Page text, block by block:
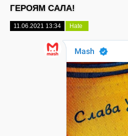
ГЕРОЯМ САЛА!
11.06.2021 13:34 Hate